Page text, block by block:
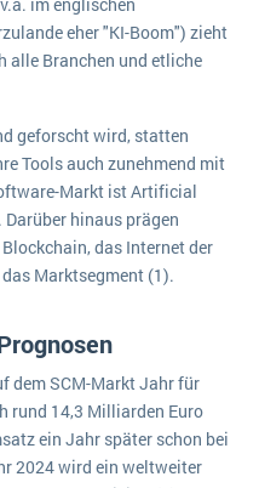
Das sind die 6
zu beachten gilt
Was muss man wissen?
FSM-System: clever und effizient
eher "KI-Boom") zieht
alle Branchen und etliche
geforscht wird, statten
Tools auch zunehmend mit
Markt ist Artificial
hinaus prägen
das Internet der
Marktsegment (1).
dem SCM-Markt Jahr für
rund 14,3 Milliarden Euro
ein Jahr später schon bei
2024 wird ein weltweiter